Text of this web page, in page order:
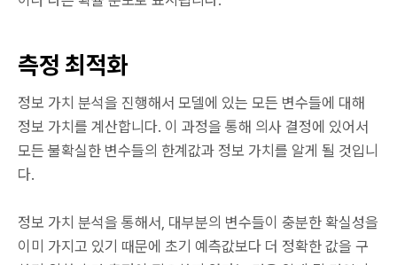
측정 최적화
정보 가치 분석을 진행해서 모델에 있는 모든 변수들에 대해
정보 가치를 계산합니다. 이 과정을 통해 의사 결정에 있어서
모든 불확실한 변수들의 한계값과 정보 가치를 알게 될 것입니
다.
정보 가치 분석을 통해서, 대부분의 변수들이 충분한 확실성을
이미 가지고 있기 때문에 초기 예측값보다 더 정확한 값을 구